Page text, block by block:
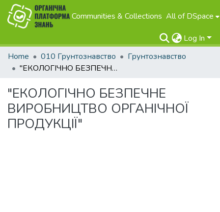
Communities & Collections All of DSpace
Log In
Home
010 Грунтознавство
Грунтознавство
"ЕКОЛОГІЧНО БЕЗПЕЧНЕ ВИРОБНИЦТВО ОРГАНІЧНОЇ ПРОДУКЦІЇ"
"ЕКОЛОГІЧНО БЕЗПЕЧНЕ
ВИРОБНИЦТВО ОРГАНІЧНОЇ
ПРОДУКЦІЇ"